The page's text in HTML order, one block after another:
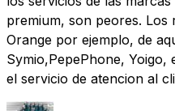
premium, son peores.
Orange por ejemplo, de
Symio,PepePhone, Yoigo,
el servicio de atencion al